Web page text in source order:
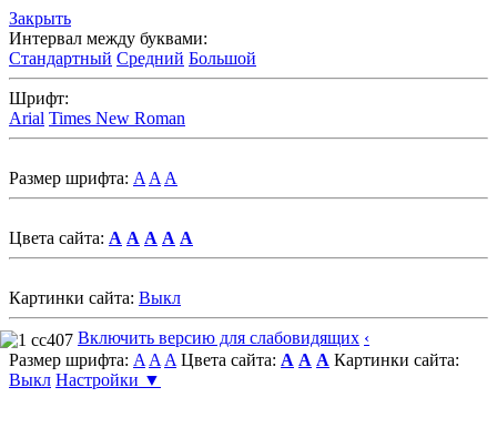
Закрыть
Интервал между буквами:
Стандартный Средний Большой
Шрифт:
Arial Times New Roman
Размер шрифта: A A A
Цвета сайта: A A A A A
Картинки сайта: Выкл
Включить версию для слабовидящих ‹
Размер шрифта: A A A Цвета сайта: A A A Картинки сайта:
Выкл Настройки ▼